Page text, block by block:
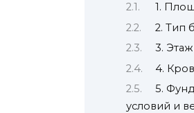
1.
2. Тип
3.
4.
5.
условий и